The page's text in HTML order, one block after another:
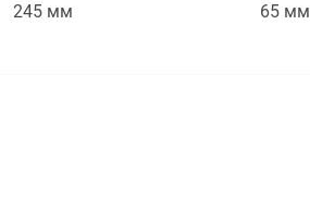
245 мм
65 мм